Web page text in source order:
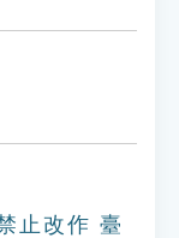
止改作 臺